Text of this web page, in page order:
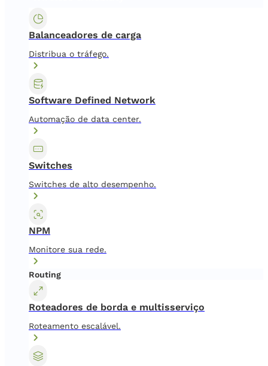
Balanceadores de carga
Distribua o tráfego.
Software Defined Network
Automação de data center.
Switches
Switches de alto desempenho.
NPM
Monitore sua rede.
Routing
Roteadores de borda e multisserviço
Roteamento escalável.